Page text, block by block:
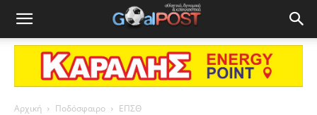
Αρχική Ποδόσφαιρο ΕΠΣΘ